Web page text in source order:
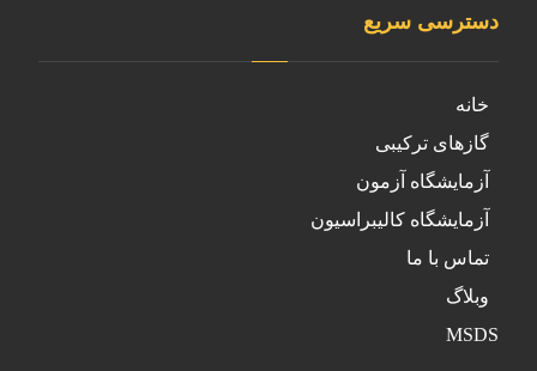
دسترسی سریع
خانه
گازهای ترکیبی
آزمایشگاه آزمون
آزمایشگاه کالیبراسیون
تماس با ما
وبلاگ
MSDS